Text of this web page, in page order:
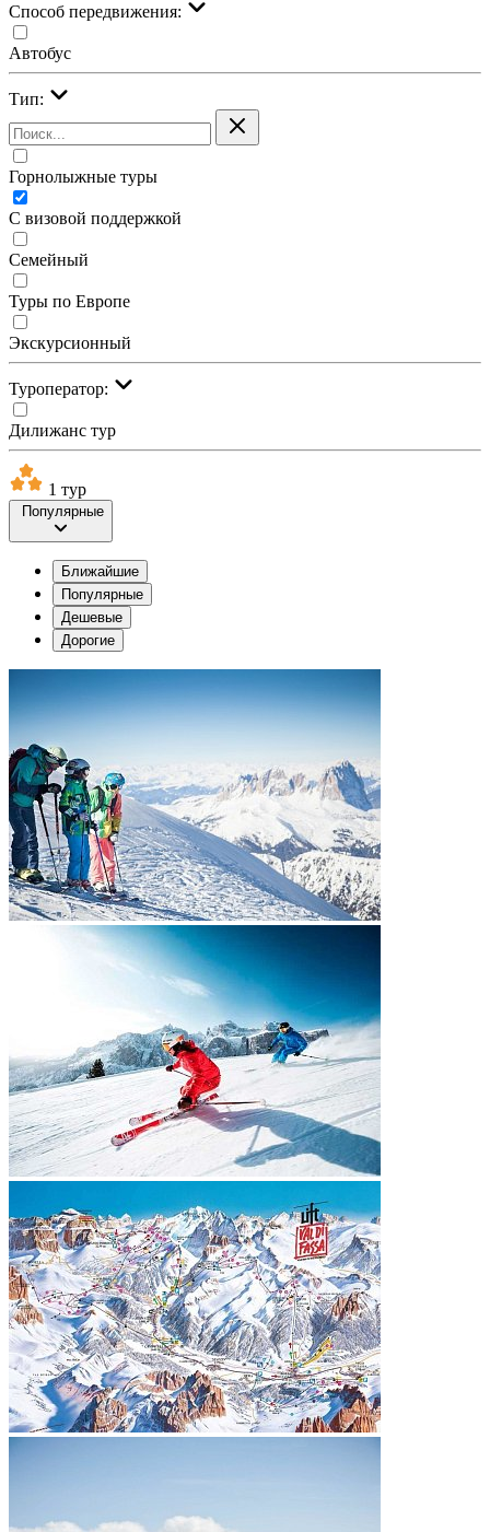
Cпособ передвижения:
Автобус
Тип:
Горнолыжные туры
С визовой поддержкой
Семейный
Туры по Европе
Экскурсионный
Туроператор:
Дилижанс тур
1 тур
Популярные
Ближайшие
Популярные
Дешевые
Дорогие